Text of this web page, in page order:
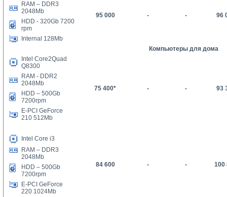
95 000 - - 96
RAM – DDR3
2048Mb
HDD - 320Gb 7200
rpm
Internal 128Mb
Компьютеры для дома
Intel Core2Quad
Q8300
75 400* - - 93
RAM - DDR2
2048Mb
HDD – 500Gb
7200rpm
E-PCI GeForce
210 512Mb
Intel Core i3
84 600 - - 100
RAM – DDR3
2048Mb
HDD – 500Gb
7200rpm
E-PCI GeForce
220 1024Mb